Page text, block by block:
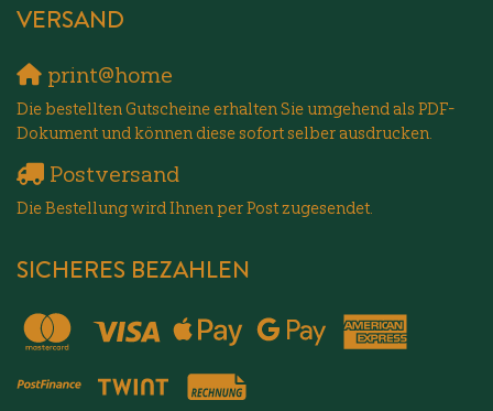
VERSAND
print@home
Die bestellten Gutscheine erhalten Sie umgehend als PDF-
Dokument und können diese sofort selber ausdrucken.
Postversand
Die Bestellung wird Ihnen per Post zugesendet.
SICHERES BEZAHLEN